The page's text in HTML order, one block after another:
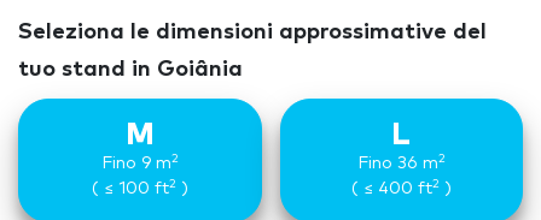
Seleziona le dimensioni approssimative del
tuo stand in Goiânia
M
Fino 9 m2
( ≤ 100 ft2)
L
Fino 36 m2
( ≤ 400 ft2)